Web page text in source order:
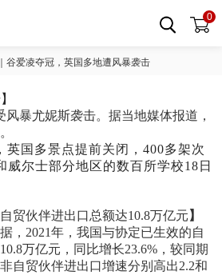
0
谷爱凌夺冠，英国多地遭风暴袭击
】
风暴尤妮斯袭击。据当地媒体报道，
英国多景点提前关闭，400多架次
威尔士部分地区的数百所学校18日
贸伙伴进出口总额达10.8万亿元 】
，2021年，我国与协定已生效的自
万亿元，同比增长23.6%，较同期
自贸伙伴进出口增速分别高出2.2和